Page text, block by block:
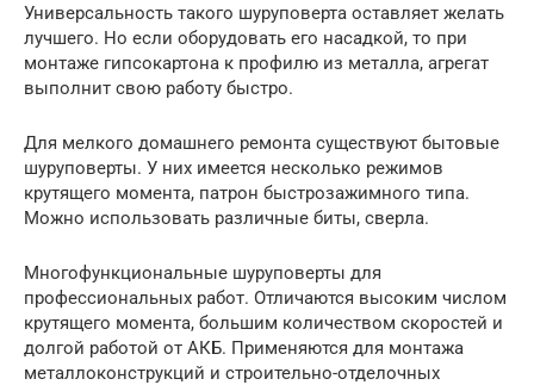
Универсальность такого шуруповерта оставляет желать
лучшего. Но если оборудовать его насадкой, то при
монтаже гипсокартона к профилю из металла, агрегат
выполнит свою работу быстро.
Для мелкого домашнего ремонта существуют бытовые
шуруповерты. У них имеется несколько режимов
крутящего момента, патрон быстрозажимного типа.
Можно использовать различные биты, сверла.
Многофункциональные шуруповерты для
профессиональных работ. Отличаются высоким числом
крутящего момента, большим количеством скоростей и
долгой работой от АКБ. Применяются для монтажа
металлоконструкций и строительно-отделочных